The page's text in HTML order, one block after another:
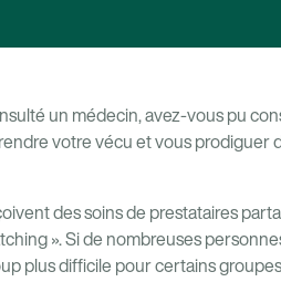
un médecin, avez-vous pu
votre vécu et vous prodiguer
des soins de prestataires
». Si de nombreuses
plus difficile pour certains